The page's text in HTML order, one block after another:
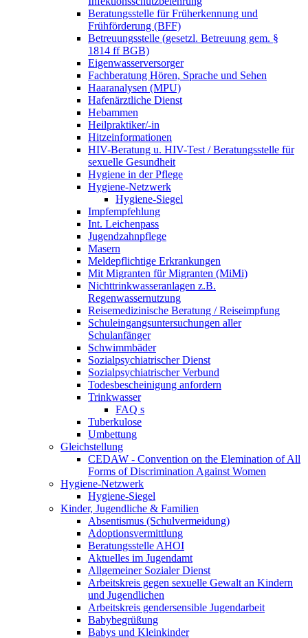
Beratungsstelle für Früherkennung und
Frühförderung (BFF)
Betreuungsstelle (gesetzl. Betreuung gem. §
1814 ff BGB)
Eigenwasserversorger
Fachberatung Hören, Sprache und Sehen
Haaranalysen (MPU)
Hafenärztliche Dienst
Hebammen
Heilpraktiker/-in
Hitzeinformationen
HIV-Beratung u. HIV-Test / Beratungsstelle für
sexuelle Gesundheit
Hygiene in der Pflege
Hygiene-Netzwerk
Hygiene-Siegel
Impfempfehlung
Int. Leichenpass
Jugendzahnpflege
Masern
Meldepflichtige Erkrankungen
Mit Migranten für Migranten (MiMi)
Nichttrinkwasseranlagen z.B.
Regenwassernutzung
Reisemedizinische Beratung / Reiseimpfung
Schuleingangsuntersuchungen aller
Schulanfänger
Schwimmbäder
Sozialpsychiatrischer Dienst
Sozialpsychiatrischer Verbund
Todesbescheinigung anfordern
Trinkwasser
FAQ s
Tuberkulose
Umbettung
Gleichstellung
CEDAW - Convention on the Elemination of All
Forms of Discrimination Against Women
Hygiene-Netzwerk
Hygiene-Siegel
Kinder, Jugendliche & Familien
Absentismus (Schulvermeidung)
Adoptionsvermittlung
Beratungsstelle AHOI
Aktuelles im Jugendamt
Allgemeiner Sozialer Dienst
Arbeitskreis gegen sexuelle Gewalt an Kindern
und Jugendlichen
Arbeitskreis gendersensible Jugendarbeit
Babybegrüßung
Babys und Kleinkinder